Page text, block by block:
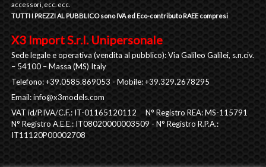
accessori, ecc. ecc.
TUTTI I PREZZI AL PUBBLICO sono IVA ed Eco-contributo RAEE compresi
X3 Import S.r.l. Unipersonale
Sede legale e operativa (vendita al pubblico): Via Galileo Galilei, s.n.civ.
– 54100 – Massa (MS) Italy
Telefono: +39.0585.869053 - Mobile: +39.329.2678295
Email:info@x3models.com
VAT id/P.IVA/C.F.: IT-01165120112 N° Registro REA: MS-115791
N° Registro A.E.E.: IT08020000003509 - N° Registro R.P.A.:
IT11120P00002708